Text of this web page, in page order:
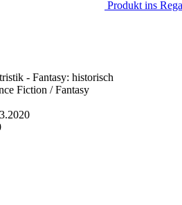
Produkt ins
- Fantasy: historisch
Fiction / Fantasy